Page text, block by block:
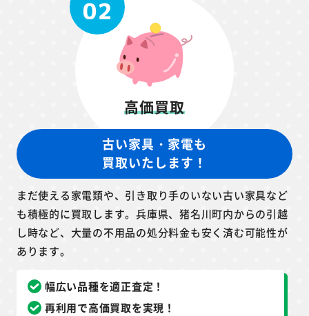
高価買取
古い家具・家電も
買取いたします！
まだ使える家電類や、引き取り手のいない古い家具など
も積極的に買取します。兵庫県、猪名川町内からの引越
し時など、大量の不用品の処分料金も安く済む可能性が
あります。
幅広い品種を適正査定！
再利用で高価買取を実現！